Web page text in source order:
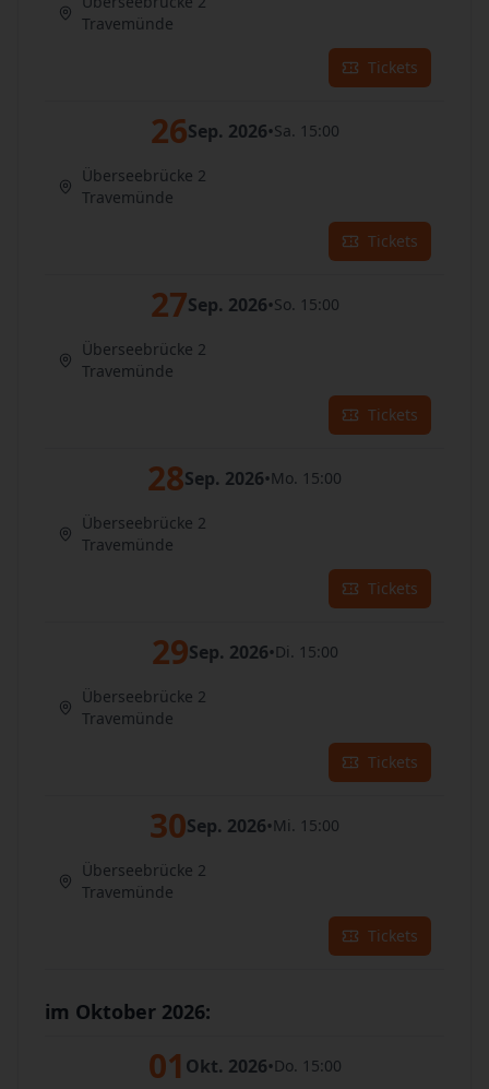
Travemünde
Tickets
26Sep. 2026•Sa. 15:00
Überseebrücke 2
Travemünde
Tickets
27Sep. 2026•So. 15:00
Überseebrücke 2
Travemünde
Tickets
28Sep. 2026•Mo. 15:00
Überseebrücke 2
Travemünde
Tickets
29Sep. 2026•Di. 15:00
Überseebrücke 2
Travemünde
Tickets
30Sep. 2026•Mi. 15:00
Überseebrücke 2
Travemünde
Tickets
im Oktober 2026:
01 Okt. 2026•Do. 15:00